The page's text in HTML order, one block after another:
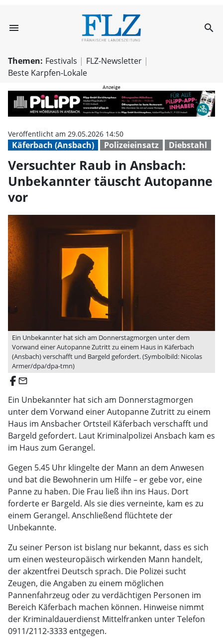
menu Versuchter search
Themen: Festivals
FLZ-Newsletter
Beste Karpfen-Lokale
Käferbach (Ansbach) Polizeieinsatz Diebstahl
Veröffentlicht am 29.05.2026 14:50
Versuchter Raub in Ansbach:
Unbekannter täuscht Autopanne
vor
Ein Unbekannter hat sich am Donnerstagmorgen unter dem
Vorwand einer Autopanne Zutritt zu einem Haus in Käferbach
(Ansbach) verschafft und Bargeld gefordert. (Symbolbild: Nicolas
Armer/dpa/dpa-tmn)
email
Ein Unbekannter hat sich am Donnerstagmorgen
unter dem Vorwand einer Autopanne Zutritt zu einem
Haus im Ansbacher Ortsteil Käferbach verschafft und
Bargeld gefordert. Laut Kriminalpolizei Ansbach kam es
im Haus zum Gerangel.
Gegen 5.45 Uhr klingelte der Mann an dem Anwesen
und bat die Bewohnerin um Hilfe – er gebe vor, eine
Panne zu haben. Die Frau ließ ihn ins Haus. Dort
forderte er Bargeld. Als sie dies verneinte, kam es zu
einem Gerangel. Anschließend flüchtete der
Unbekannte.
Zu seiner Person ist bislang nur bekannt, dass es sich
um einen westeuropäisch wirkenden Mann handelt,
der akzentfrei Deutsch sprach. Die Polizei sucht
Zeugen, die Angaben zu einem möglichen
Pannenfahrzeug oder zu verdächtigen Personen im
Bereich Käferbach machen können. Hinweise nimmt
der Kriminaldauerdienst Mittelfranken unter Telefon
0911/2112-3333 entgegen.